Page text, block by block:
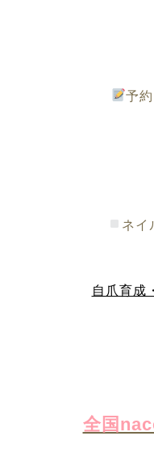
予
ネイ
自爪育成
全国